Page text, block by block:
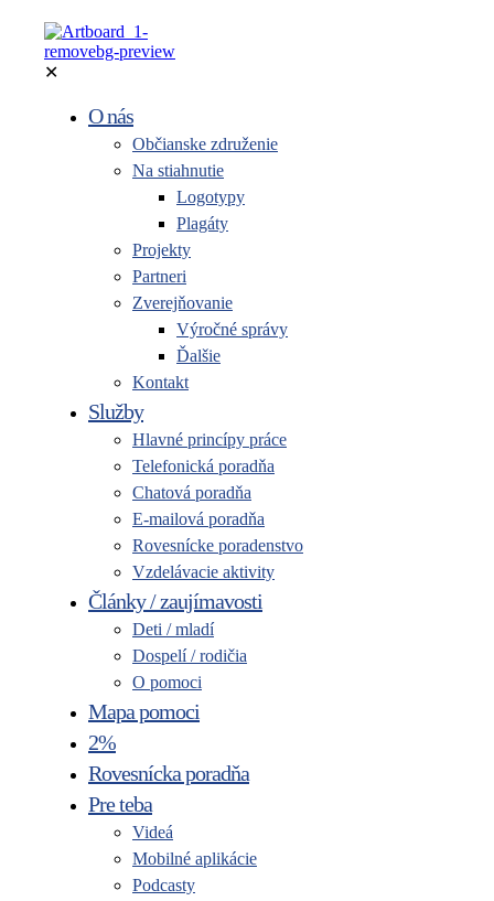
✕
O nás
Občianske združenie
Na stiahnutie
Logotypy
Plagáty
Projekty
Partneri
Zverejňovanie
Výročné správy
Ďalšie
Kontakt
Služby
Hlavné princípy práce
Telefonická poradňa
Chatová poradňa
E-mailová poradňa
Rovesnícke poradenstvo
Vzdelávacie aktivity
Články / zaujímavosti
Deti / mladí
Dospelí / rodičia
O pomoci
Mapa pomoci
2%
Rovesnícka poradňa
Pre teba
Videá
Mobilné aplikácie
Podcasty